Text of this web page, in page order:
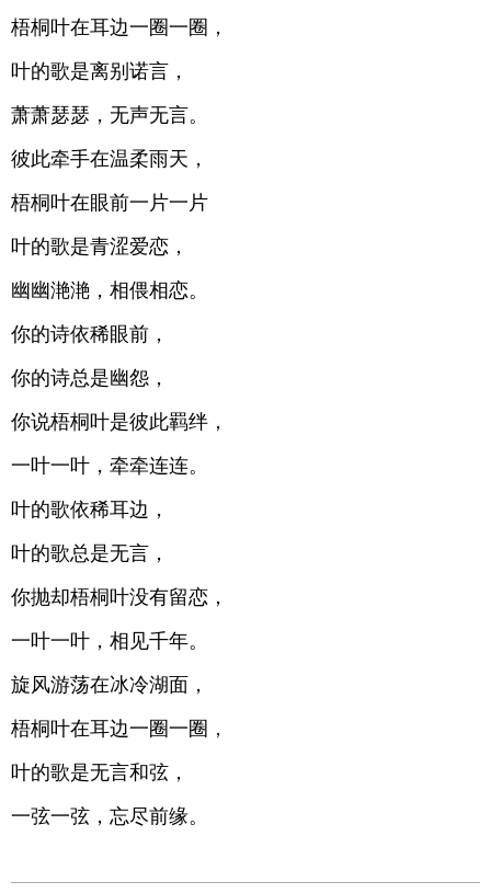
梧桐叶在耳边一圈一圈，
叶的歌是离别诺言，
萧萧瑟瑟，无声无言。
彼此牵手在温柔雨天，
梧桐叶在眼前一片一片
叶的歌是青涩爱恋，
幽幽滟滟，相偎相恋。
你的诗依稀眼前，
你的诗总是幽怨，
你说梧桐叶是彼此羁绊，
一叶一叶，牵牵连连。
叶的歌依稀耳边，
叶的歌总是无言，
你抛却梧桐叶没有留恋，
一叶一叶，相见千年。
旋风游荡在冰冷湖面，
梧桐叶在耳边一圈一圈，
叶的歌是无言和弦，
一弦一弦，忘尽前缘。